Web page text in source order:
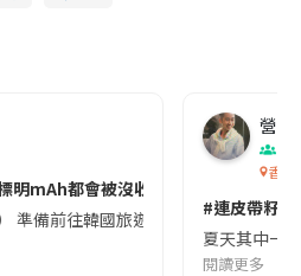
明mAh都會被沒收😱出發前切記檢查
） 準備前往韓國旅遊的民眾，近期要
營養
香港
#連皮帶籽
夏天其中一
閱讀更多